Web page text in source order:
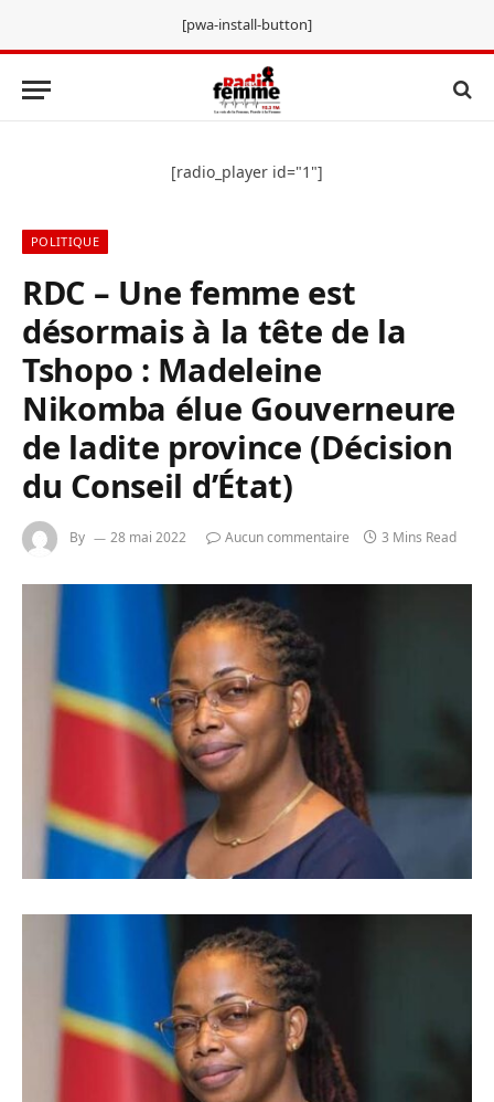
[pwa-install-button]
[radio_player id="1"]
POLITIQUE
RDC – Une femme est
désormais à la tête de la
Tshopo : Madeleine
Nikomba élue Gouverneure
de ladite province (Décision
du Conseil d’État)
By 28 mai 2022 Aucun commentaire 3 Mins Read